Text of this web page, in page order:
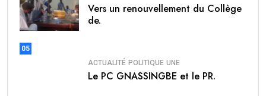
Vers un renouvellement du Collège
de.
05
ACTUALITÉ POLITIQUE UNE
Le PC GNASSINGBE et le PR.